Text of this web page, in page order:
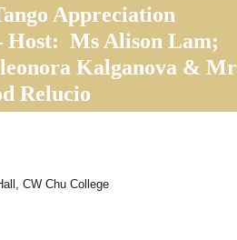
Appreciation
Host: Ms Alison Lam;
Kalganova & Mr
Relucio
CW Chu College